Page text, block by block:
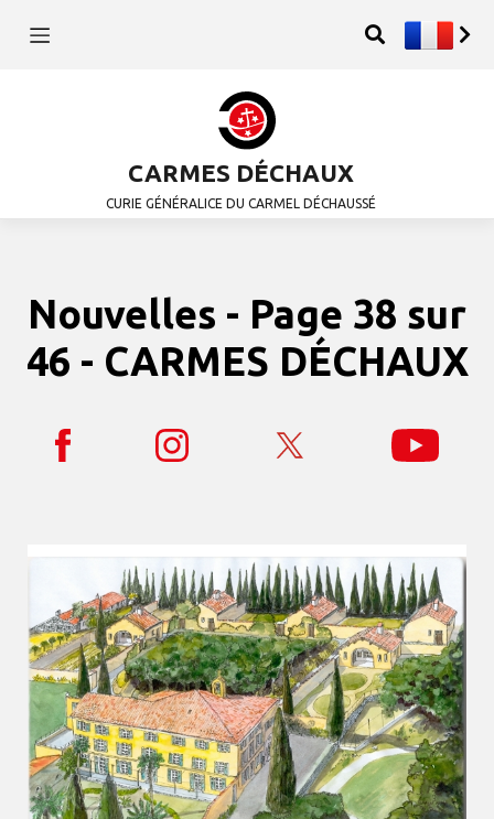
CARMES DÉCHAUX
CURIE GÉNÉRALICE DU CARMEL DÉCHAUSSÉ
Nouvelles - Page 38 sur
46 - CARMES DÉCHAUX